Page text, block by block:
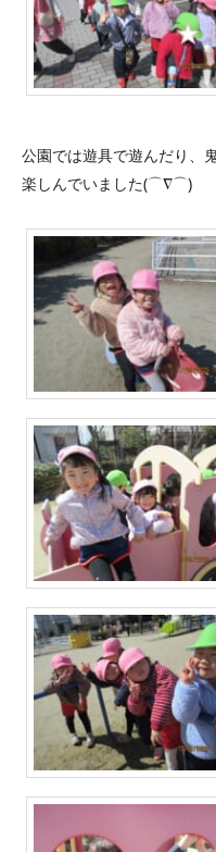
公園では遊具で遊んだり、
楽しんでいました(⌒∇⌒)